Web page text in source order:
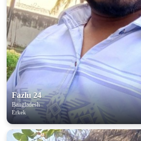
Fazlu 24
Bangladesh
Erkek